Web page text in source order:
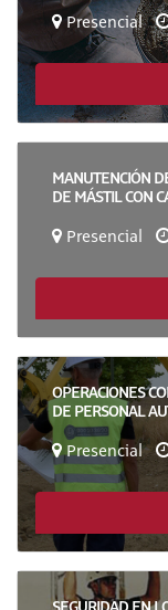
Presencial
MANUTENCIÓN
DE MÁSTIL CON
Presencial
OPERACIONES
DE PERSONAL
Presencial